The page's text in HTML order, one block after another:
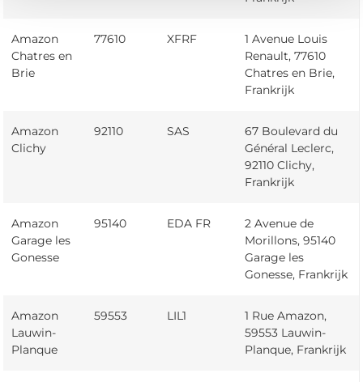
Amazon
Chatres en
Brie
77610 XFRF
1 Avenue Louis
Renault, 77610
Chatres en Brie,
Frankrijk
Amazon
Clichy
92110 SAS
67 Boulevard du
Général Leclerc,
92110 Clichy,
Frankrijk
Amazon
Garage les
Gonesse
95140 EDA FR
2 Avenue de
Morillons, 95140
Garage les
Gonesse, Frankrijk
Amazon
Lauwin-
Planque
59553 LIL1
1 Rue Amazon,
59553 Lauwin-
Planque, Frankrijk